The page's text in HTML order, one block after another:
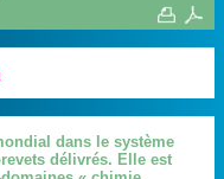
dans le système
délivrés. Elle est